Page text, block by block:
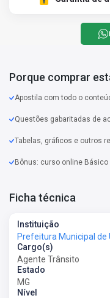
Porque comprar
Apostila com todo o
Questões gabaritadas de
Tabelas, gráficos e outros
Bônus: curso online
Ficha técnica
Instituição
Cargo(s)
Agente Trânsito
Estado
MG
Nível